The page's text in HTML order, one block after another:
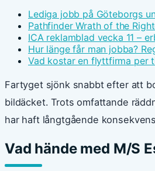
Lediga jobb på Göteborgs
Pathfinder Wrath of the
ICA reklamblad vecka 11 –
Hur länge får man jobba?
Vad kostar en flyttfirma per
Fartyget sjönk snabbt efter att
bildäcket. Trots omfattande
har haft långtgående
Vad hände med M/S